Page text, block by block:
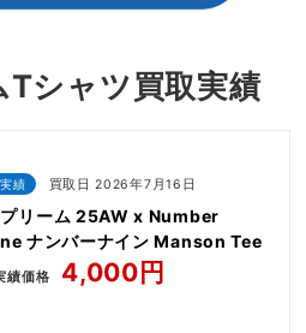
Tシャツ買取実績
績 買取日 2026年7月16日
リーム 25AW x Number
ナンバーナイン Manson Tee
績価格 4,000円